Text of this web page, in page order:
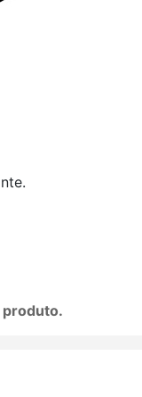
produto.